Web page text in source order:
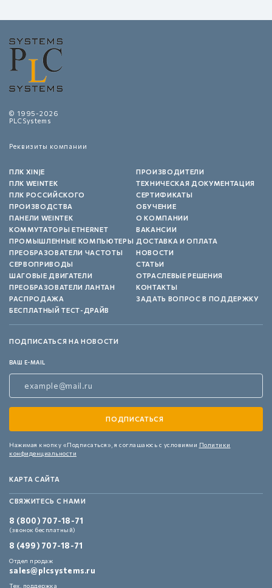
© 1995-2026
PLCSystems
Реквизиты компании
ПЛК XINJE
ПЛК WEINTEK
ПЛК РОССИЙСКОГО
ПРОИЗВОДСТВА
ПАНЕЛИ WEINTEK
КОММУТАТОРЫ ETHERNET
ПРОМЫШЛЕННЫЕ КОМПЬЮТЕРЫ
ПРЕОБРАЗОВАТЕЛИ ЧАСТОТЫ
СЕРВОПРИВОДЫ
ШАГОВЫЕ ДВИГАТЕЛИ
ПРЕОБРАЗОВАТЕЛИ ЛАНТАН
РАСПРОДАЖА
БЕСПЛАТНЫЙ ТЕСТ-ДРАЙВ
ПРОИЗВОДИТЕЛИ
ТЕХНИЧЕСКАЯ ДОКУМЕНТАЦИЯ
СЕРТИФИКАТЫ
ОБУЧЕНИЕ
О КОМПАНИИ
ВАКАНСИИ
ДОСТАВКА И ОПЛАТА
НОВОСТИ
СТАТЬИ
ОТРАСЛЕВЫЕ РЕШЕНИЯ
КОНТАКТЫ
ЗАДАТЬ ВОПРОС В ПОДДЕРЖКУ
ПОДПИСАТЬСЯ НА НОВОСТИ
ВАШ E-MAIL
Нажимая кнопку «Подписаться», я соглашаюсь с условиями Политики
конфиденциальности
КАРТА САЙТА
СВЯЖИТЕСЬ С НАМИ
8 (800) 707-18-71
(звонок бесплатный)
8 (499) 707-18-71
Отдел продаж
sales@plcsystems.ru
Тех. поддержка